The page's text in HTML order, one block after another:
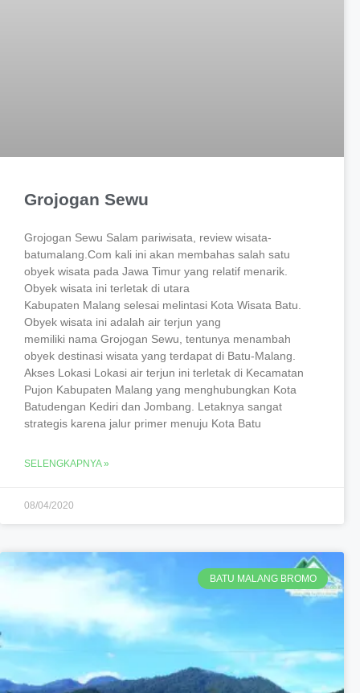
Grojogan Sewu
Grojogan Sewu Salam pariwisata, review wisata-
batumalang.Com kali ini akan membahas salah satu
obyek wisata pada Jawa Timur yang relatif menarik.
Obyek wisata ini terletak di utara
Kabupaten Malang selesai melintasi Kota Wisata Batu.
Obyek wisata ini adalah air terjun yang
memiliki nama Grojogan Sewu, tentunya menambah
obyek destinasi wisata yang terdapat di Batu-Malang.
Akses Lokasi Lokasi air terjun ini terletak di Kecamatan
Pujon Kabupaten Malang yang menghubungkan Kota
Batudengan Kediri dan Jombang. Letaknya sangat
strategis karena jalur primer menuju Kota Batu
SELENGKAPNYA »
08/04/2020
BATU MALANG BROMO